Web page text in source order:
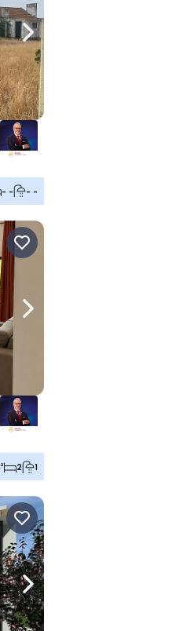
Navegação para a direita
- - - -
Navegação para a direita
2 1
Navegação para a direita